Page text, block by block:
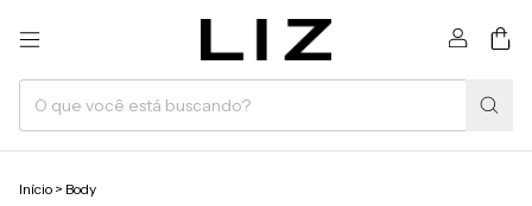
Início > Body